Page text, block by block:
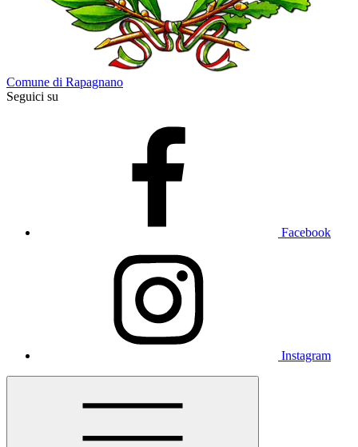
Comune di Rapagnano
Seguici su
Facebook
Instagram